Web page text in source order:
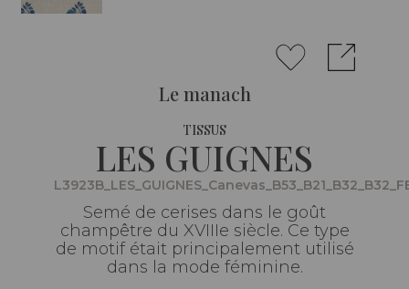
Le manach
TISSUS
LES GUIGNES
Semé de cerises dans le goût
champêtre du XVIIIe siècle. Ce type
de motif était principalement utilisé
dans la mode féminine.